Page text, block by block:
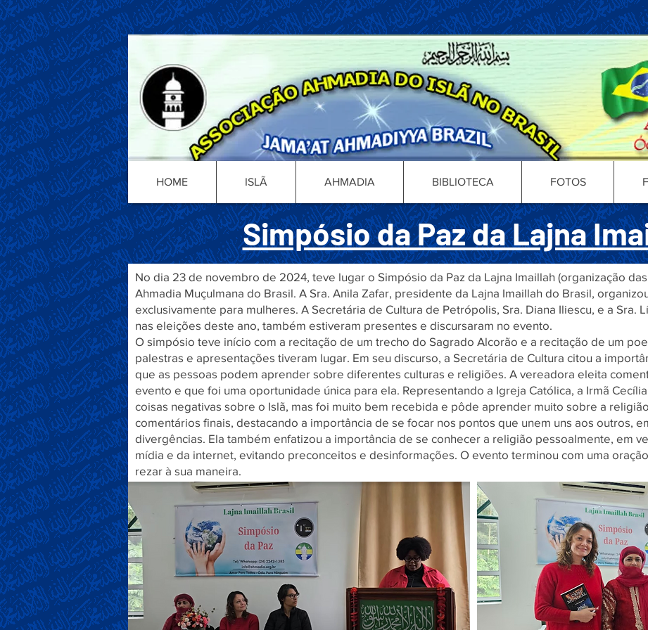
Título 6
HOME ISLÃ AHMADIA BIBLIOTECA FOTOS
Simpósio da Paz da Lajna
No dia 23 de novembro de 2024, teve lugar o Simpósio da Paz da Lajna Imaillah (organização
Ahmadia Muçulmana do Brasil. A Sra. Anila Zafar, presidente da Lajna Imaillah do Brasil,
exclusivamente para mulheres. A Secretária de Cultura de Petrópolis, Sra. Diana Iliescu, e a Sra.
nas eleições deste ano, também estiveram presentes e discursaram no evento.
O simpósio teve início com a recitação de um trecho do Sagrado Alcorão e a recitação de um
palestras e apresentações tiveram lugar. Em seu discurso, a Secretária de Cultura citou a
que as pessoas podem aprender sobre diferentes culturas e religiões. A vereadora eleita
evento e que foi uma oportunidade única para ela. Representando a Igreja Católica, a Irmã
coisas negativas sobre o Islã, mas foi muito bem recebida e pôde aprender muito sobre a
comentários finais, destacando a importância de se focar nos pontos que unem uns aos outros,
divergências. Ela também enfatizou a importância de se conhecer a religião pessoalmente, em
mídia e da internet, evitando preconceitos e desinformações. O evento terminou com uma
rezar à sua maneira.